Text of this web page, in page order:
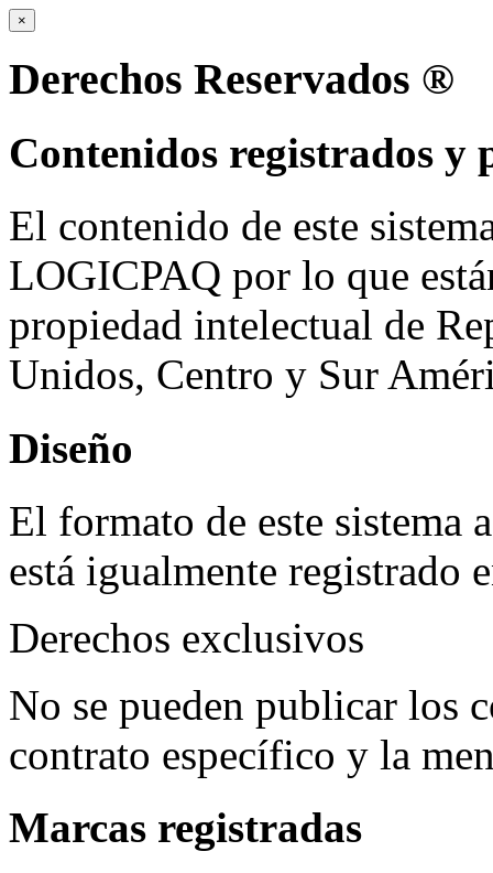
×
Derechos Reservados ®
Contenidos registrados y
El contenido de este
LOGICPAQ por lo que
propiedad intelectual de
Unidos, Centro y Sur
Diseño
El formato de este sistema
está igualmente registrado
Derechos exclusivos
No se pueden publicar los
contrato específico y la
Marcas registradas